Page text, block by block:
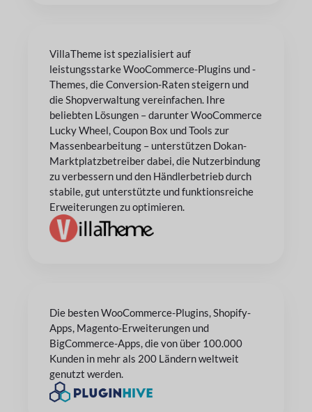
VillaTheme ist spezialisiert auf
leistungsstarke WooCommerce-Plugins und -
Themes, die Conversion-Raten steigern und
die Shopverwaltung vereinfachen. Ihre
beliebten Lösungen – darunter WooCommerce
Lucky Wheel, Coupon Box und Tools zur
Massenbearbeitung – unterstützen Dokan-
Marktplatzbetreiber dabei, die Nutzerbindung
zu verbessern und den Händlerbetrieb durch
stabile, gut unterstützte und funktionsreiche
Erweiterungen zu optimieren.
Die besten WooCommerce-Plugins, Shopify-
Apps, Magento-Erweiterungen und
BigCommerce-Apps, die von über 100.000
Kunden in mehr als 200 Ländern weltweit
genutzt werden.